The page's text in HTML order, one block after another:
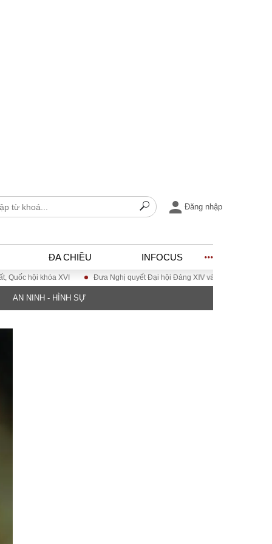
Đăng nhập
ĐA CHIỀU INFOCUS
khóa XVI Đưa Nghị quyết Đại hội Đảng XIV vào cuộc sống
AN NINH - HÌNH SỰ